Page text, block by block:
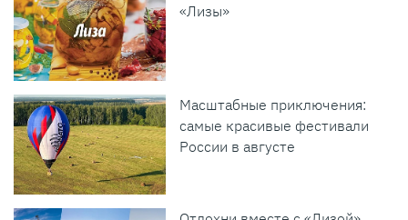
«Лизы»
Масштабные приключения:
самые красивые фестивали
России в августе